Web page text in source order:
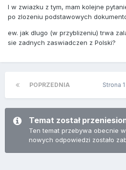
I w zwiazku z tym, mam kolejne
po zlozeniu podstawowych
ew. jak dlugo (w przyblizeniu) trwa
sie zadnych zaswiadczen z Polski?
POPRZEDNIA Strona
Temat został
Ten temat przebywa obecnie
nowych odpowiedzi zostało